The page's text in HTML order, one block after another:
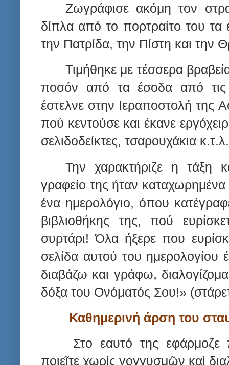
Ζωγράφισε ακόμη τον
δίπλα από το πορτραίτο του τα
την Πατρίδα, την Πίστη και
Τιμήθηκε με τέσσερα
ποσόν από τα έσοδα από
έστελνε στην Ιεραποστολή της
πού κεντούσε και έκανε
σελιδοδείκτες, τσαρουχάκια
Την χαρακτήριζε η τάξη
γραφείο της ήταν καταχωρημένα
ένα ημερολόγιο, όπου
βιβλιοθήκης της, πού
συρτάρι! Όλα ήξερε που
σελίδα αυτού του
διαβάζω και γράφω,
δόξα του Ονόματός Σου!»
Καθημερινή άρση του
Στο εαυτό της εφάρμοζε
ποιεῖτε χωρὶς γογγυσμῶν καὶ